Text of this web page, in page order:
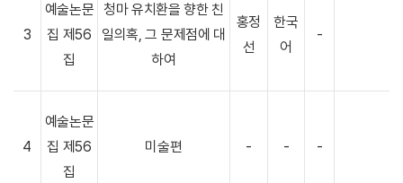
3
예술논문
집 제56
집
청마 유치환을 향한 친
일의혹, 그 문제점에 대
하여
홍정
선
한국
어
-
4
예술논문
집 제56
집
미술편 - - -